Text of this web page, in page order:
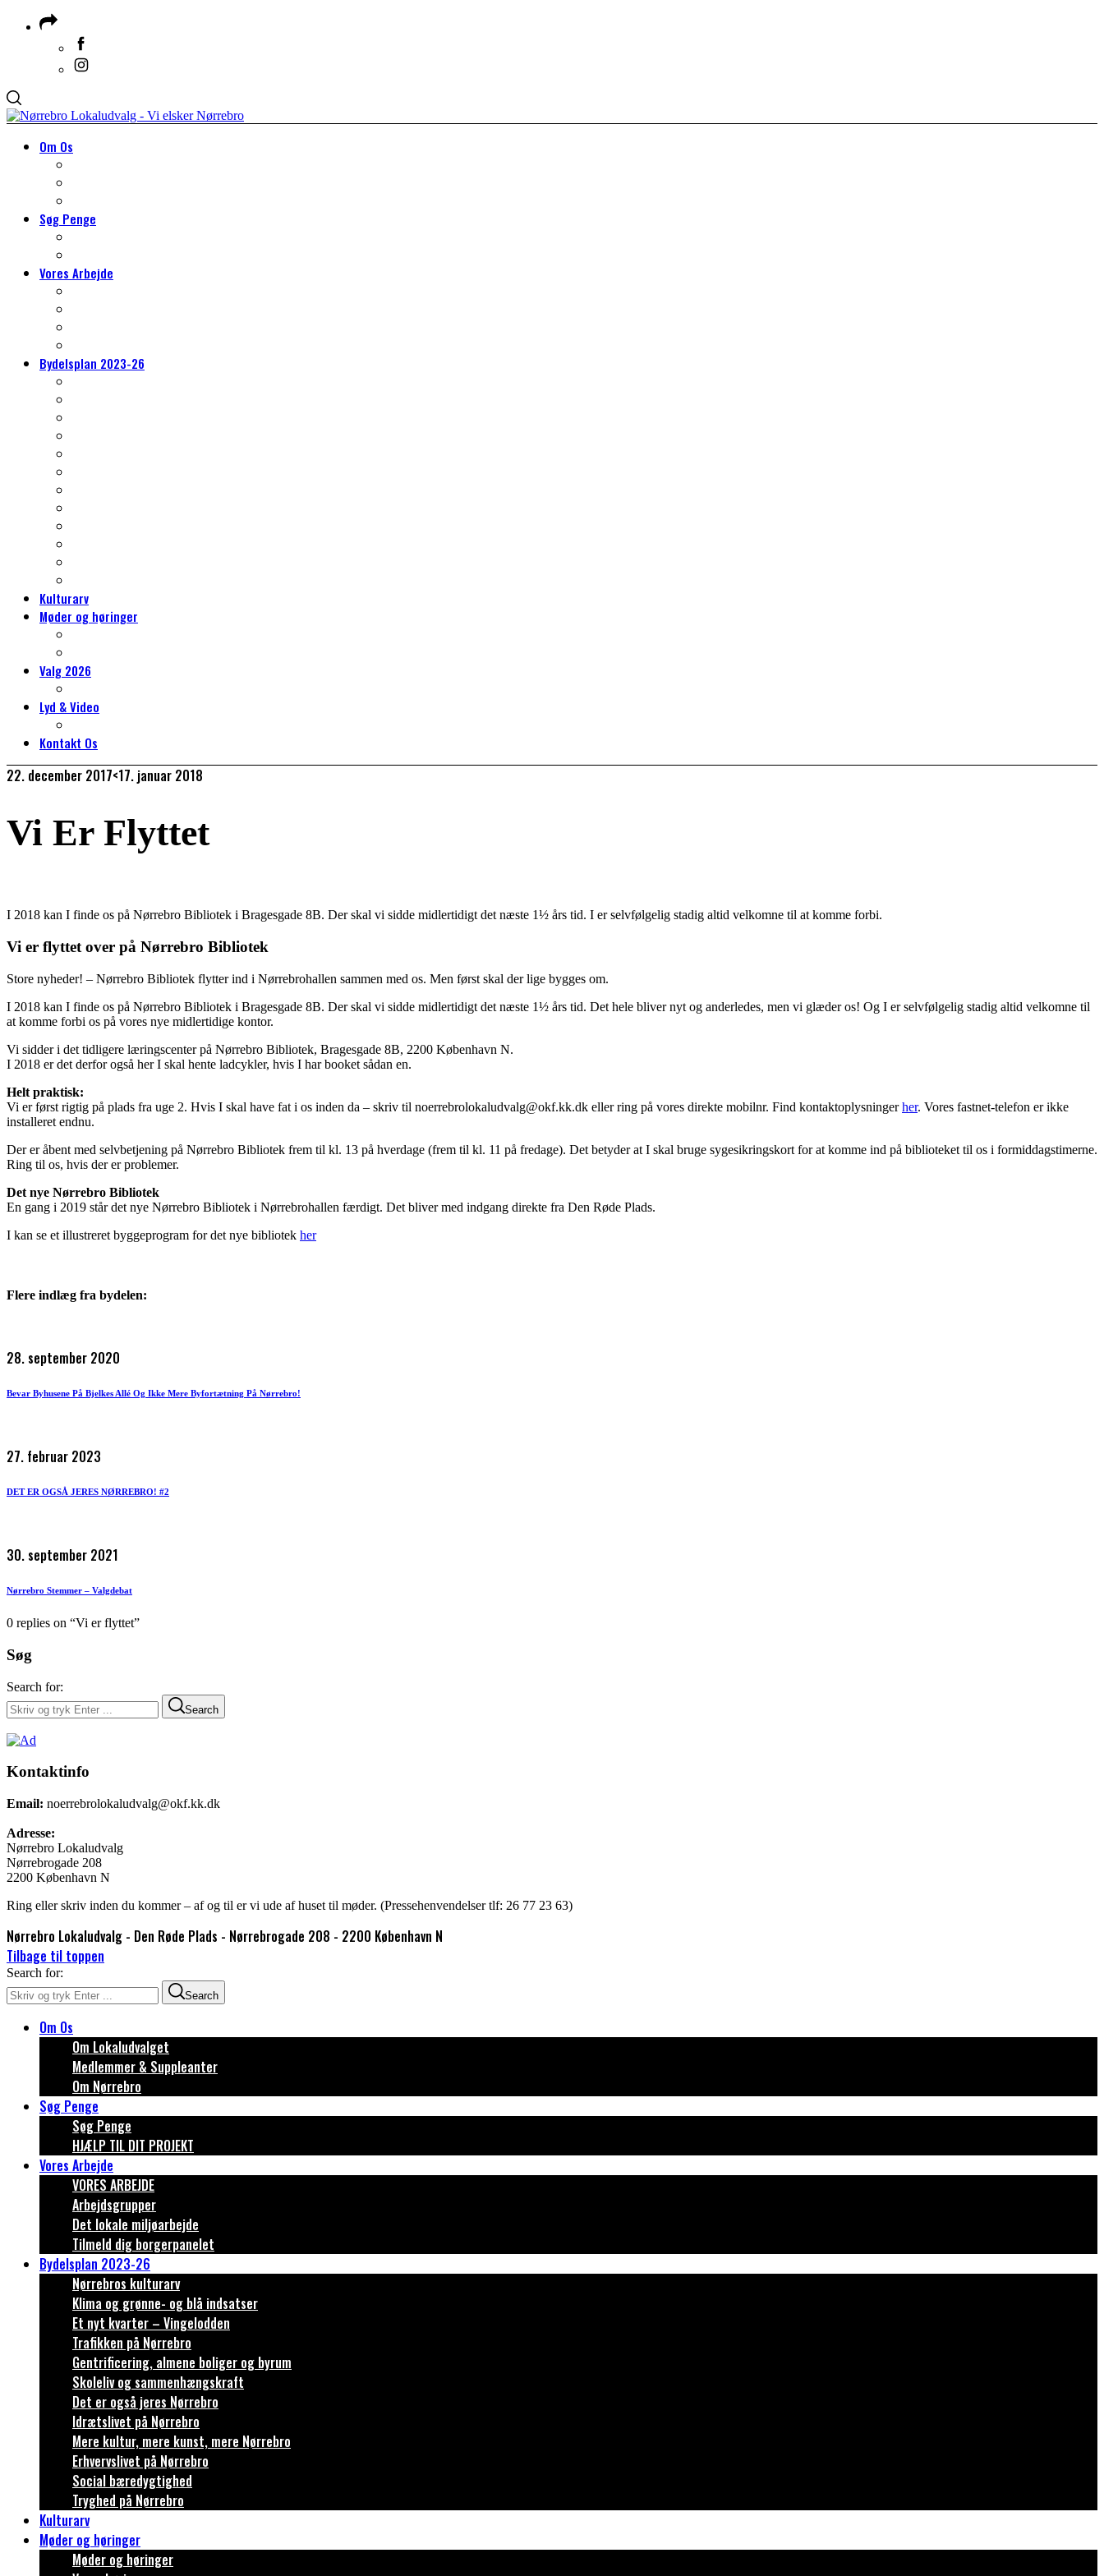
Om Os
Søg Penge
Vores Arbejde
Bydelsplan 2023-26
Kulturarv
Møder og høringer
Valg 2026
Lyd & Video
Kontakt Os
22. december 2017<17. januar 2018
Vi Er Flyttet
I 2018 kan I finde os på Nørrebro Bibliotek i Bragesgade 8B. Der skal vi sidde midlertidigt det næste 1½ års tid. I er selvfølgelig stadig altid velkomne til at komme forbi.
Vi er flyttet over på Nørrebro Bibliotek
Store nyheder! – Nørrebro Bibliotek flytter ind i Nørrebrohallen sammen med os. Men først skal der lige bygges om.
I 2018 kan I finde os på Nørrebro Bibliotek i Bragesgade 8B. Der skal vi sidde midlertidigt det næste 1½ års tid. Det hele bliver nyt og anderledes, men vi glæder os! Og I er selvfølgelig stadig altid velkomne til
at komme forbi os på vores nye midlertidige kontor.
Vi sidder i det tidligere læringscenter på Nørrebro Bibliotek, Bragesgade 8B, 2200 København N.
I 2018 er det derfor også her I skal hente ladcykler, hvis I har booket sådan en.
Helt praktisk:
Vi er først rigtig på plads fra uge 2. Hvis I skal have fat i os inden da – skriv til noerrebrolokaludvalg@okf.kk.dk eller ring på vores direkte mobilnr. Find kontaktoplysningerher. Vores fastnet-telefon er ikke
installeret endnu.
Der er åbent med selvbetjening på Nørrebro Bibliotek frem til kl. 13 på hverdage (frem til kl. 11 på fredage). Det betyder at I skal bruge sygesikringskort for at komme ind på biblioteket til os i formiddagstimerne.
Ring til os, hvis der er problemer.
Det nye Nørrebro Bibliotek
En gang i 2019 står det nye Nørrebro Bibliotek i Nørrebrohallen færdigt. Det bliver med indgang direkte fra Den Røde Plads.
I kan se et illustreret byggeprogram for det nye bibliotek her
Flere indlæg fra bydelen:
28. september 2020
Bevar Byhusene På Bjelkes Allé Og Ikke Mere Byfortætning På Nørrebro!
27. februar 2023
DET ER OGSÅ JERES NØRREBRO! #2
30. september 2021
Nørrebro Stemmer – Valgdebat
0 replies on “Vi er flyttet”
Søg
Search for:
Search
Kontaktinfo
Email: noerrebrolokaludvalg@okf.kk.dk
Adresse:
Nørrebro Lokaludvalg
Nørrebrogade 208
2200 København N
Ring eller skriv inden du kommer – af og til er vi ude af huset til møder. (Pressehenvendelser tlf: 26 77 23 63)
Nørrebro Lokaludvalg - Den Røde Plads - Nørrebrogade 208 - 2200 København N
Tilbage til toppen
Search for:
Search
Om Os
Om Lokaludvalget
Medlemmer & Suppleanter
Om Nørrebro
Søg Penge
Søg Penge
HJÆLP TIL DIT PROJEKT
Vores Arbejde
VORES ARBEJDE
Arbejdsgrupper
Det lokale miljøarbejde
Tilmeld dig borgerpanelet
Bydelsplan 2023-26
Nørrebros kulturarv
Klima og grønne- og blå indsatser
Et nyt kvarter – Vingelodden
Trafikken på Nørrebro
Gentrificering, almene boliger og byrum
Skoleliv og sammenhængskraft
Det er også jeres Nørrebro
Idrætslivet på Nørrebro
Mere kultur, mere kunst, mere Nørrebro
Erhvervslivet på Nørrebro
Social bæredygtighed
Tryghed på Nørrebro
Kulturarv
Møder og høringer
Møder og høringer